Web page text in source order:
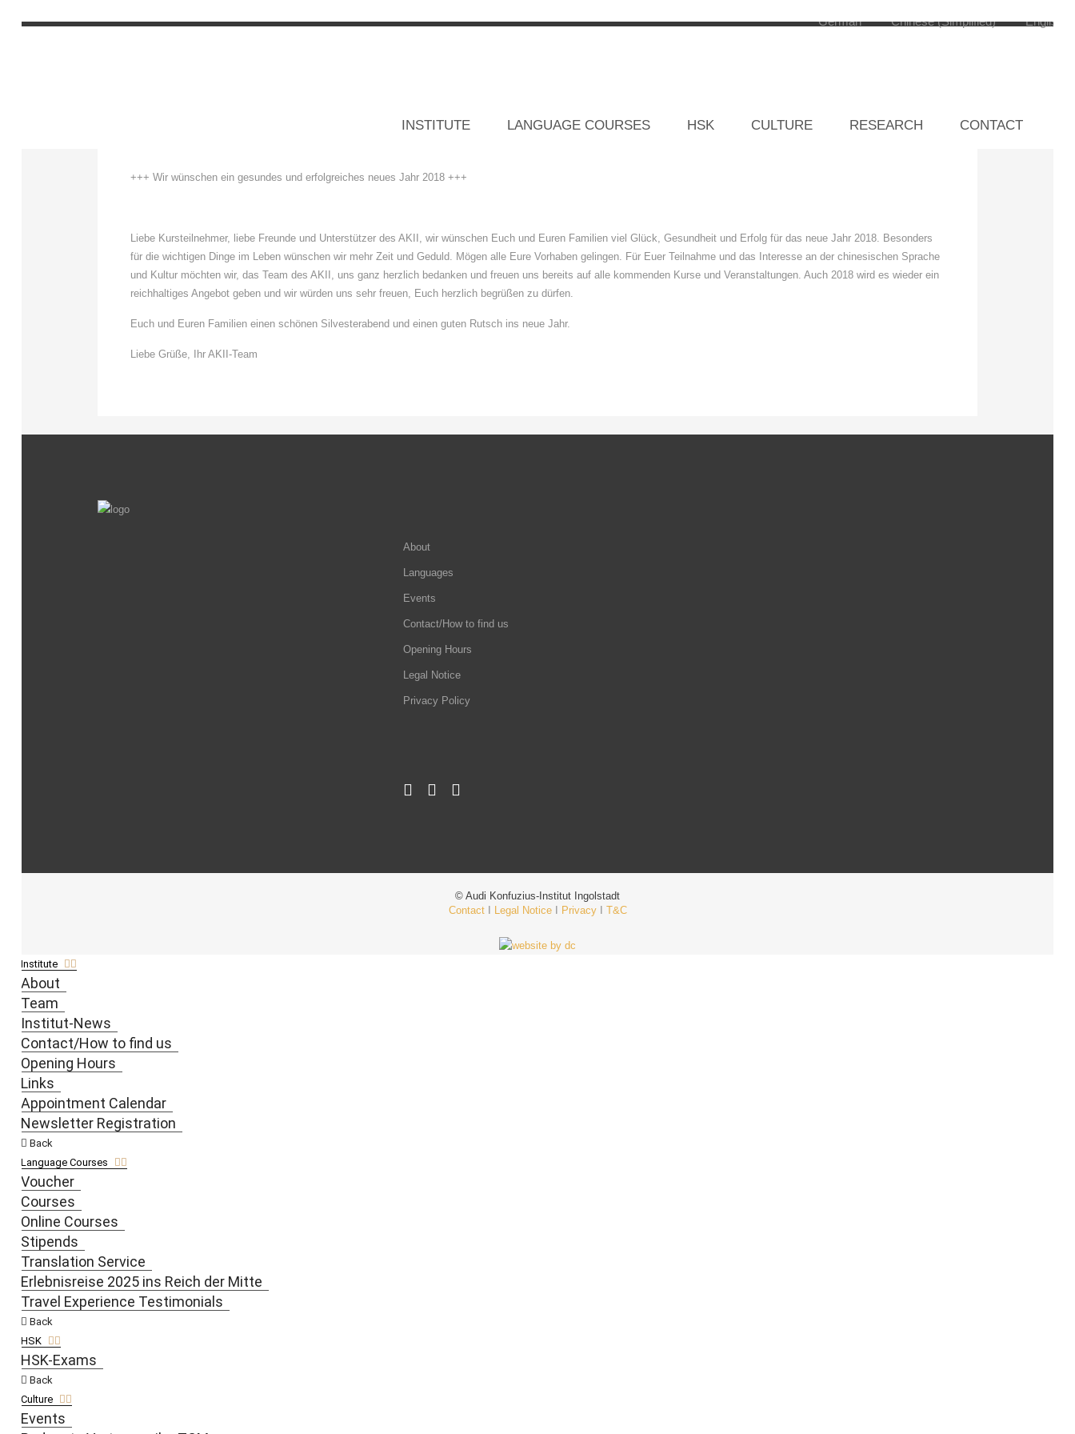
INSTITUTE LANGUAGE COURSES HSK CULTURE RESEARCH CONTACT
NEUJAHRSGLÜCKWÜNSCHE
+++ Wir wünschen ein gesundes und erfolgreiches neues Jahr 2018 +++
Liebe Kursteilnehmer, liebe Freunde und Unterstützer des AKII, wir wünschen Euch und Euren Familien viel Glück, Gesundheit und Erfolg für das neue Jahr 2018. Besonders
für die wichtigen Dinge im Leben wünschen wir mehr Zeit und Geduld. Mögen alle Eure Vorhaben gelingen. Für Euer Teilnahme und das Interesse an der chinesischen Sprache
und Kultur möchten wir, das Team des AKII, uns ganz herzlich bedanken und freuen uns bereits auf alle kommenden Kurse und Veranstaltungen. Auch 2018 wird es wieder ein
reichhaltiges Angebot geben und wir würden uns sehr freuen, Euch herzlich begrüßen zu dürfen.
Euch und Euren Familien einen schönen Silvesterabend und einen guten Rutsch ins neue Jahr.
Liebe Grüße, Ihr AKII-Team
About
Languages
Events
Contact/How to find us
Opening Hours
Legal Notice
Privacy Policy
© Audi Konfuzius-Institut Ingolstadt
ContactI Legal NoticeI PrivacyI T&C
Institute
About
Team
Institut-News
Contact/How to find us
Opening Hours
Links
Appointment Calendar
Newsletter Registration
Back
Language Courses
Voucher
Courses
Online Courses
Stipends
Translation Service
Erlebnisreise 2025 ins Reich der Mitte
Travel Experience Testimonials
Back
HSK
HSK-Exams
Back
Culture
Events